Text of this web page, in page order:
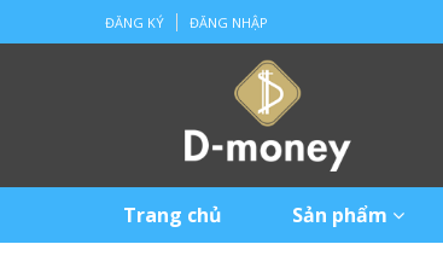
ĐĂNG KÝ ĐĂNG NHẬP
Trang chủ Sản phẩm